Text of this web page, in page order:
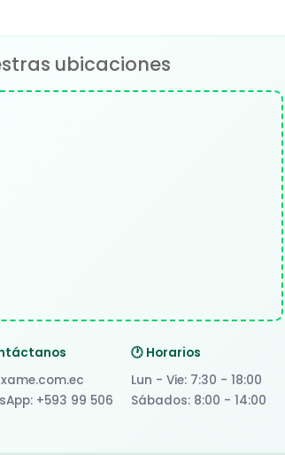
ubicaciones
+593 99 506
🕐 Horarios
Lun - Vie: 7:30 - 18:00
Sábados: 8:00 - 14:00